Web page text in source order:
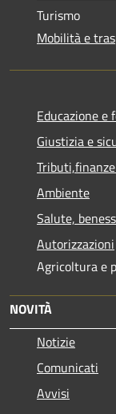
Turismo
Mobilità e
Educazione e
Giustizia e
Ambiente
Salute,
Autorizzazioni
Agricoltura e
NOVITÀ
Notizie
Comunicati
Avvisi